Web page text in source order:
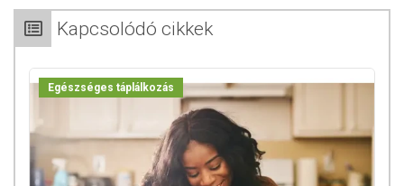
Kapcsolódó cikkek
Egészséges táplálkozás